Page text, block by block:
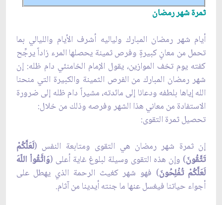
ثمرة شهر رمضان
أيام شهر رمضان المبارك ولياليه أشرف الأيام والليالي بما
تحمل من معانٍ كبيرةٍ وفرص ثمينة يحصلها المرء زاداً يرجِّح
كفته يوم تخف الموازين، يقول الإمام الخامنئي دام ظله: إن
شهر رمضان المبارك من الفرص الثمينة والكبيرة التي منحنا
الله إياها بلطفه ودعانا إلى مائدته، مشيراً دام ظله إلى ضرورة
الاستفادة من معاني هذا الشهر وفرصه وذلك من خلال:
تحصيل ثمرة التقوى:
إن ثمرة شهر رمضان هي التقوى ومتابعة النفس (لَعَلَّكُمْ
تَتَّقُونَ) وإن هذه التقوى وسيلة لبلوغ غاية أعلى (وَاتَّقُواْ اللّهَ
لَعَلَّكُمْ تُفْلِحُونَ) فهو شهر كغيث الرحمة الذي يهطل على
أجواء حياتنا فيغسل عنها ما جنته أيدينا من آثام.